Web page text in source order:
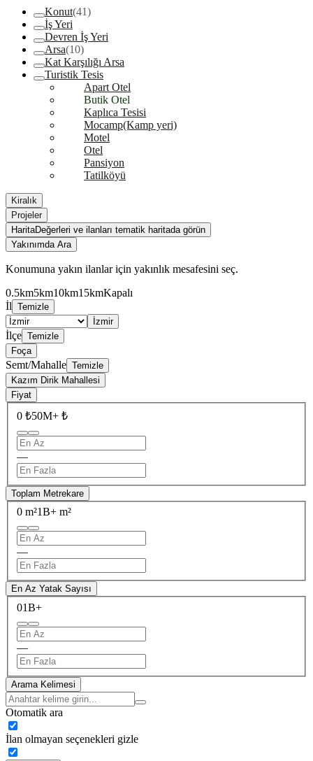
Konut(41)
İş Yeri
Devren İş Yeri
Arsa(10)
Kat Karşılığı Arsa
Turistik Tesis
Apart Otel
Butik Otel
Kaplıca Tesisi
Mocamp(Kamp yeri)
Motel
Otel
Pansiyon
Tatilköyü
Kiralık
Projeler
HaritaDeğerleri ve ilanları tematik haritada görün
Yakınımda Ara
Konumuna yakın ilanlar için yakınlık mesafesini seç.
0.5km5km10km15kmKapalı
İl Temizle
İzmir
İlçe Temizle
Foça
Semt/Mahalle Temizle
Kazım Dirik Mahallesi
Fiyat
0 ₺50M+ ₺
—
Toplam Metrekare
0 m²1B+ m²
—
En Az Yatak Sayısı
01B+
—
Arama Kelimesi
Otomatik ara
İlan olmayan seçenekleri gizle